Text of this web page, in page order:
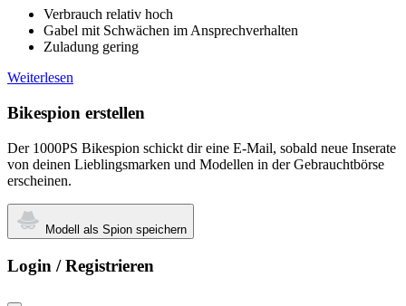
Verbrauch relativ hoch
Gabel mit Schwächen im Ansprechverhalten
Zuladung gering
Weiterlesen
Bikespion erstellen
Der 1000PS Bikespion schickt dir eine E-Mail, sobald neue Inserate
von deinen Lieblingsmarken und Modellen in der Gebrauchtbörse
erscheinen.
Modell als Spion speichern
Login / Registrieren